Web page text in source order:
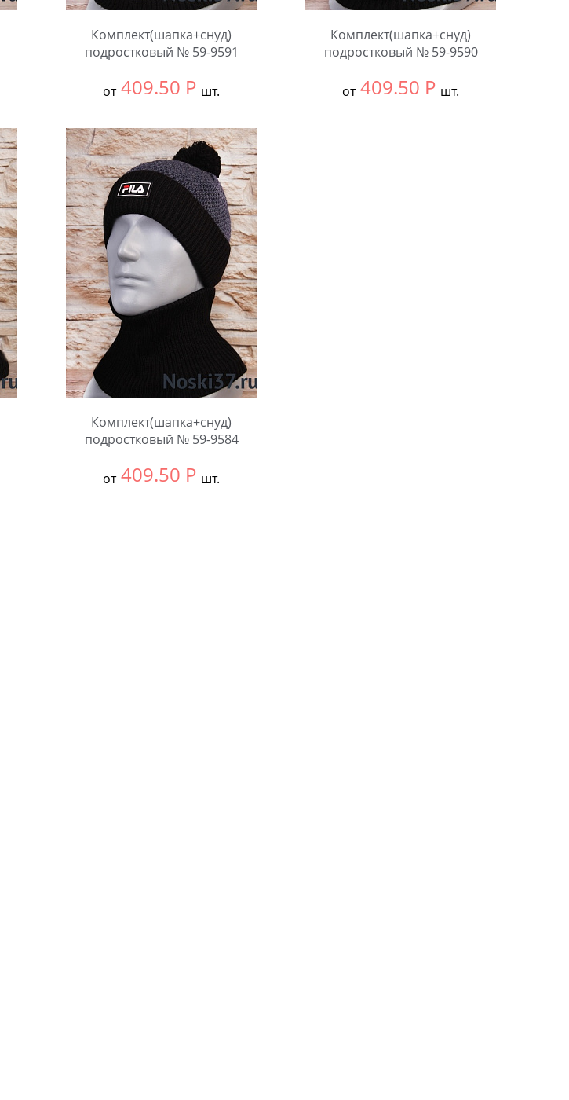
Комплект(шапка+снуд)
подростковый № 59-9591
от 409.50 Р шт.
В упаковке:
5 шт.
Количество:
Комплект(шапка+снуд)
подростковый № 59-9590
от 409.50 Р шт.
Комплект(шапка+снуд)
подростковый № 59-9584
от 409.50 Р шт.